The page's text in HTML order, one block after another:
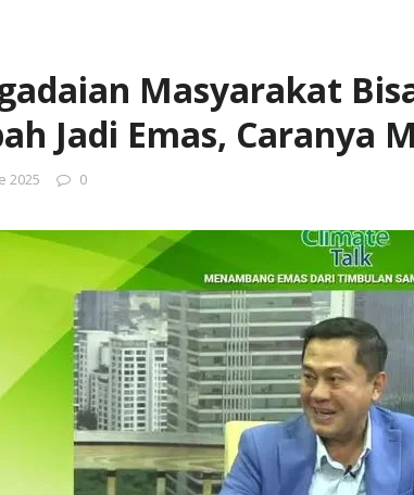
Masyarakat
Jadi Emas, Caranya
2025 0